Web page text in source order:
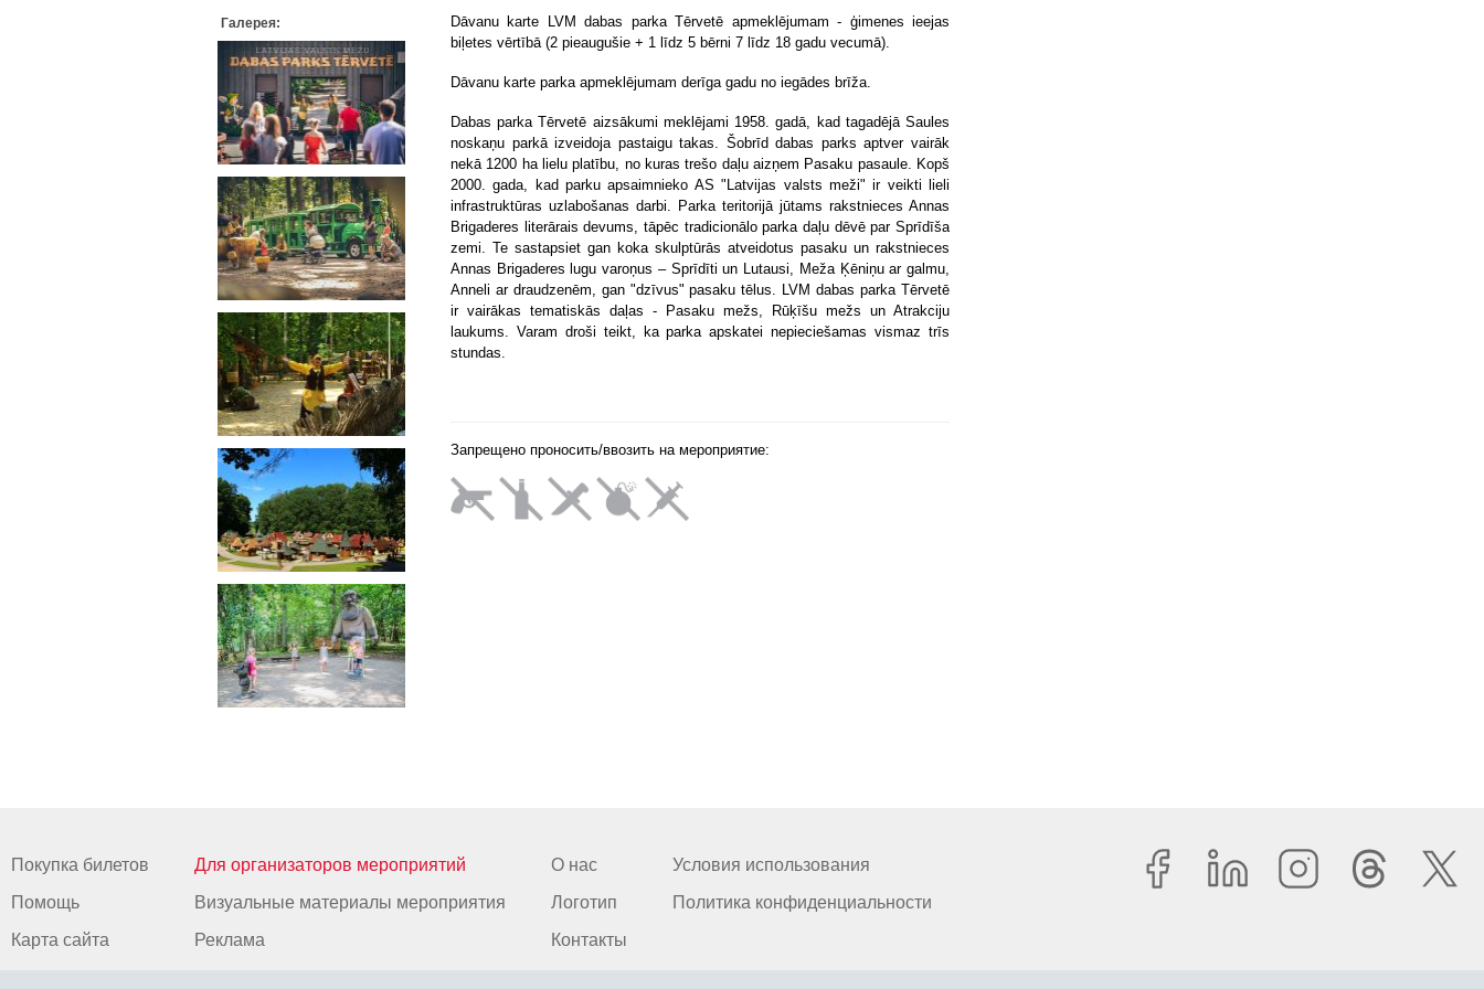
Галерея:
Dāvanu karte LVM dabas parka Tērvetē apmeklējumam - ģimenes ieejas
biļetes vērtībā (2 pieaugušie + 1 līdz 5 bērni 7 līdz 18 gadu vecumā).
Dāvanu karte parka apmeklējumam derīga gadu no iegādes brīža.
Dabas parka Tērvetē aizsākumi meklējami 1958. gadā, kad tagadējā Saules
noskaņu parkā izveidoja pastaigu takas. Šobrīd dabas parks aptver vairāk
nekā 1200 ha lielu platību, no kuras trešo daļu aizņem Pasaku pasaule. Kopš
2000. gada, kad parku apsaimnieko AS "Latvijas valsts meži" ir veikti lieli
infrastruktūras uzlabošanas darbi. Parka teritorijā jūtams rakstnieces Annas
Brigaderes literārais devums, tāpēc tradicionālo parka daļu dēvē par Sprīdīša
zemi. Te sastapsiet gan koka skulptūrās atveidotus pasaku un rakstnieces
Annas Brigaderes lugu varoņus – Sprīdīti un Lutausi, Meža Ķēniņu ar galmu,
Anneli ar draudzenēm, gan "dzīvus" pasaku tēlus. LVM dabas parka Tērvetē
ir vairākas tematiskās daļas - Pasaku mežs, Rūķīšu mežs un Atrakciju
laukums. Varam droši teikt, ka parka apskatei nepieciešamas vismaz trīs
stundas.
Запрещено проносить/ввозить на мероприятие:
Покупка билетов
Помощь
Карта сайта
Для организаторов мероприятий
Визуальные материалы мероприятия
Реклама
О нас
Логотип
Контакты
Условия использования
Политика конфиденциальности